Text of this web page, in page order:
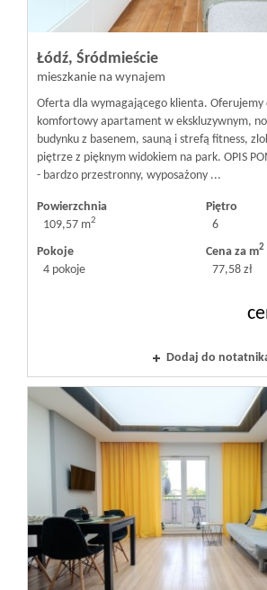
Łódź, Śródmieście
mieszkanie na wynajem
Oferta dla wymagającego klienta. Oferujemy
komfortowy apartament w ekskluzywnym,
budynku z basenem, sauną i strefą fitness,
piętrze z pięknym widokiem na park. OPIS
- bardzo przestronny, wyposażony ...
Powierzchnia
109,57 m2
Piętro
6
Pokoje
4 pokoje
Cena za m2
77,58 zł
Dodaj do